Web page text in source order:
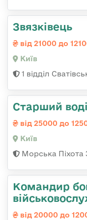
Звязківець
від 21000 до
Київ
1 відділ
Стаpший
від 25000 до
Київ
Морська Піхота
Командир
від 20000 до